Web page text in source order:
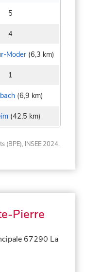
5
4
Moder (6,3 km)
1
(6,9 km)
(42,5 km)
(BPE), INSEE 2024.
Pierre
67290 La